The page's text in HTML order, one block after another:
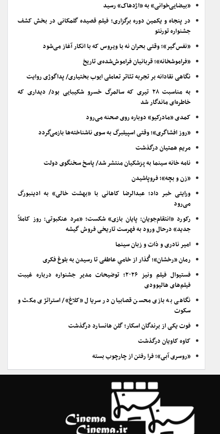
«بیضایی‌خوانی» به «اژدهاک» رسید
در پنجاه و یکمین دوره برگزاری؛ فیلم قصیده گلمکانی در بخش کشف
جشنواره تورنتو
«نفس‌گیر»؛ وقتی بحران نه با ویروس که با انکار آغاز می‌شود
«فراموشخانه»؛ قربانیان فراموش‌شده‌ی تاریخ
نگاهی نقادانه بر تجربه تئاتر تعاملی ایوب بختیاری/ پداگوژی روایت
به مناسبت ۲۸ تیری که سالمرگ خسرو شکیبایی بود/ دیداری که
خاطره‌ای ماندگار شد
کمدی «مادرکیو» دوباره روی صحنه می‌رود
«روز افشاگری»؛ وقتی اسپیلبرگ به سوی ناشناخته‌ها بازمی‌گردد
مریم همتیان درگذشت
نامه خانه سینما به پزشکیان منتشر شد/ پاسخ سخنگوی دولت
«زن و بچه»؛ فروپاشیدن
ورایتی خبر داد؛ عبدالرضا کاهانی با «بهشت خالی» به ادینبورگ
می‌رود
رکورد «انتقام‌جویان: پایان بازی» شکست؛ «مرد عنکبوتی: روز کاملاً
جدید» درحال ورود به فهرست تاریخی فروش گیشه
امیر نادری و ذات و زبان سینما
رمان «رخشان»؛ گُذار از خامیِ عاطفی تا رسیدن به بلوغ فکری
فستیوال فیلم ونیز ۲۰۲۶؛ توضیحات مدیر جشنواره درباره غیبت
فیلم‌های هالیوودی
نگاهی به بازی محسن قصابیان در سریال «کلاغ»/ استراتژی مکث و
سکوت
فوت یکی از برندگان اسکار؛ گلن هانسارد درگذشت
کاوه کاویان درگذشت
«روسری آبی»؛ فرا رفتن از چارچوب بسته